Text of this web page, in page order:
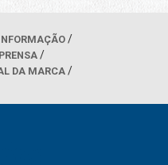
DA MARCA